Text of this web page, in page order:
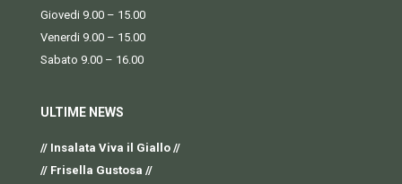
Giovedi 9.00 – 15.00
Venerdi 9.00 – 15.00
Sabato 9.00 – 16.00
ULTIME NEWS
// Insalata Viva il Giallo //
// Frisella Gustosa //